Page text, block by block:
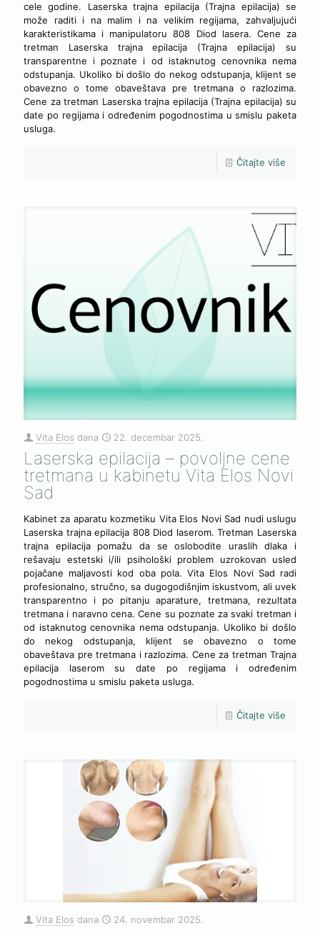
cele godine. Laserska trajna epilacija (Trajna epilacija) se
može raditi i na malim i na velikim regijama, zahvaljujući
karakteristikama i manipulatoru 808 Diod lasera. Cene za
tretman Laserska trajna epilacija (Trajna epilacija) su
transparentne i poznate i od istaknutog cenovnika nema
odstupanja. Ukoliko bi došlo do nekog odstupanja, klijent se
obavezno o tome obaveštava pre tretmana o razlozima.
Cene za tretman Laserska trajna epilacija (Trajna epilacija) su
date po regijama i određenim pogodnostima u smislu paketa
usluga.
Čitajte više
Vita Elos dana 22. decembar 2025.
Laserska epilacija – povoljne cene
tretmana u kabinetu Vita Elos Novi
Sad
Kabinet za aparatu kozmetiku Vita Elos Novi Sad nudi uslugu
Laserska trajna epilacija 808 Diod laserom. Tretman Laserska
trajna epilacija pomažu da se oslobodite uraslih dlaka i
rešavaju estetski i/ili psihološki problem uzrokovan usled
pojačane maljavosti kod oba pola. Vita Elos Novi Sad radi
profesionalno, stručno, sa dugogodišnjim iskustvom, ali uvek
transparentno i po pitanju aparature, tretmana, rezultata
tretmana i naravno cena. Cene su poznate za svaki tretman i
od istaknutog cenovnika nema odstupanja. Ukoliko bi došlo
do nekog odstupanja, klijent se obavezno o tome
obaveštava pre tretmana i razlozima. Cene za tretman Trajna
epilacija laserom su date po regijama i određenim
pogodnostima u smislu paketa usluga.
Čitajte više
Vita Elos dana 24. novembar 2025.